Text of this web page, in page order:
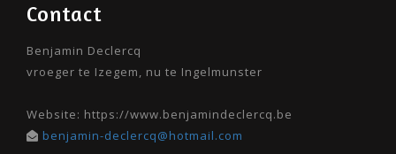
Contact
Benjamin Declercq
vroeger te Izegem, nu te Ingelmunster
Website: https://www.benjamindeclercq.be
benjamin-declercq@hotmail.com